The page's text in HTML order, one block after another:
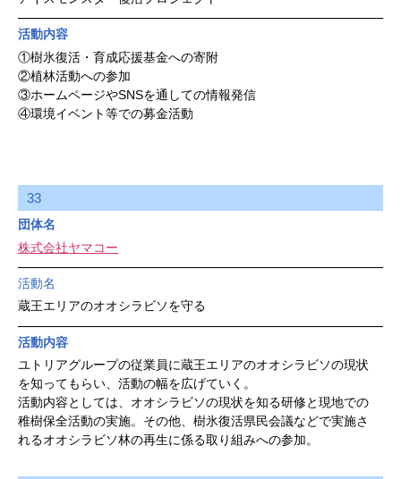
活動内容
①樹氷復活・育成応援基金への寄附
②植林活動への参加
③ホームページやSNSを通しての情報発信
④環境イベント等での募金活動
33
団体名
株式会社ヤマコー
活動名
蔵王エリアのオオシラビソを守る
活動内容
ユトリアグループの従業員に蔵王エリアのオオシラビソの現状
を知ってもらい、活動の幅を広げていく。
活動内容としては、オオシラビソの現状を知る研修と現地での
稚樹保全活動の実施。その他、樹氷復活県民会議などで実施さ
れるオオシラビソ林の再生に係る取り組みへの参加。